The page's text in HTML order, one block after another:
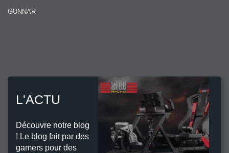
GUNNAR
L'ACTU
Découvre notre blog
! Le blog fait par des
gamers pour des